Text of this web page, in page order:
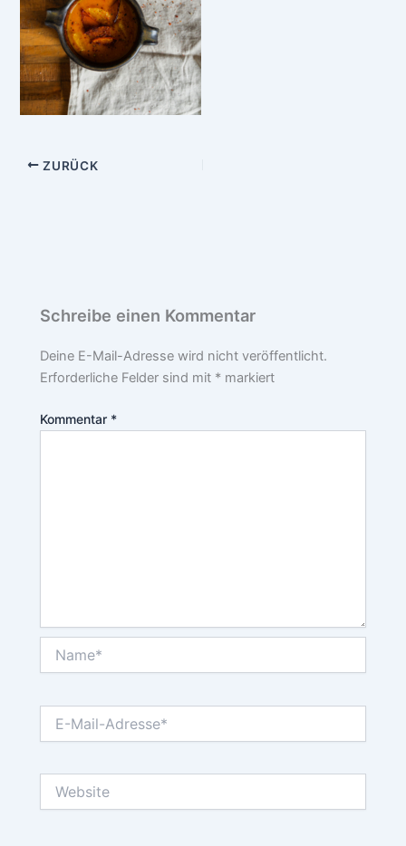
ZURÜCK
Schreibe einen Kommentar
Deine E-Mail-Adresse wird nicht veröffentlicht.
Erforderliche Felder sind mit * markiert
Kommentar *
Mail-